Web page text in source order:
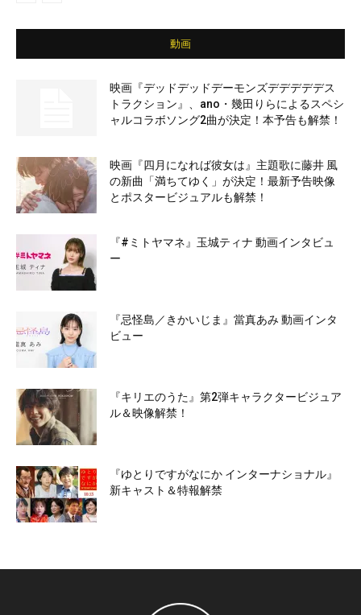
動画
映画『デッドデッドデーモンズデデデデデス
トラクション』、ano・幾田りらによるスペシ
ャルコラボソング2曲が決定！本予告も解禁！
映画『四月になれば彼女は』主題歌に藤井 風
の新曲「満ちてゆく」が決定！最新予告映像
とポスタービジュアルも解禁！
『#ミトヤマネ』玉城ティナ 動画インタビュ
ー
『忌怪島／きかいじま』當真あみ 動画インタ
ビュー
『キリエのうた』第2弾キャラクタービジュア
ル＆映像解禁！
『ゆとりですがなにか インターナショナル』
新キャスト＆特報解禁